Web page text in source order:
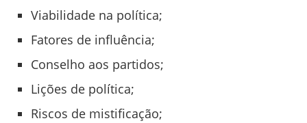
Viabilidade na política;
Fatores de influência;
Conselho aos partidos;
Lições de política;
Riscos de mistificação;